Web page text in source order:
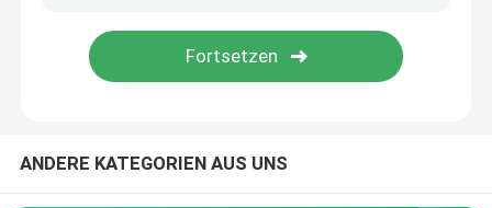
Meereselemente
ANDERE KATEGORIEN AUS UNS